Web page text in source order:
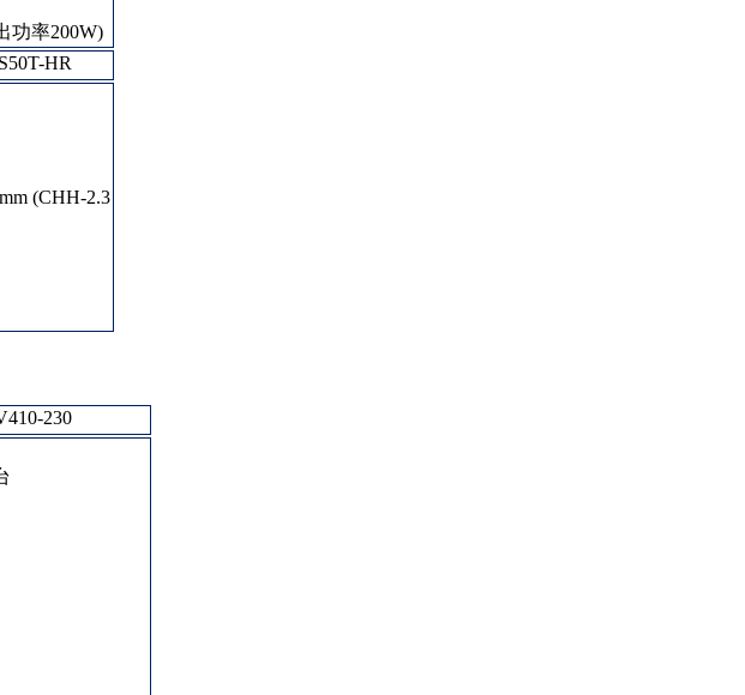
功率200W)
HR
(CHH-2.3
230